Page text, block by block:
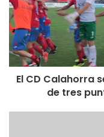
https://twitter.com/
9924?s=21
El CD Calahorra
de tres